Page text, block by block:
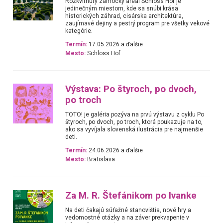
jedinečným miestom, kde sa snúbi krása
historických záhrad, cisárska architektúra,
zaujímavé dejiny a pestrý program pre všetky vekové
kategórie.
Termín: 17.05.2026 a ďalšie
Mesto: Schloss Hof
Výstava: Po štyroch, po dvoch,
po troch
TOTO! je galéria pozýva na prvú výstavu z cyklu Po
štyroch, po dvoch, po troch, ktorá poukazuje na to,
ako sa vyvíjala slovenská ilustrácia pre najmenšie
deti.
Termín: 24.06.2026 a ďalšie
Mesto: Bratislava
Za M. R. Štefánikom po Ivanke
Na deti čakajú súťažné stanovištia, nové hry a
vedomostné otázky a na záver prekvapenie v